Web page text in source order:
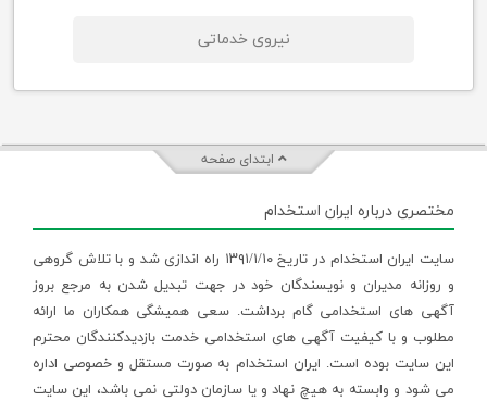
نیروی خدماتی
ابتدای صفحه
مختصری درباره ایران استخدام
سایت ایران استخدام در تاریخ ۱۳۹۱/۱/۱۰ راه اندازی شد و با تلاش گروهی
و روزانه مدیران و نویسندگان خود در جهت تبدیل شدن به مرجع بروز
آگهی های استخدامی گام برداشت. سعی همیشگی همکاران ما ارائه
مطلوب و با کیفیت آگهی های استخدامی خدمت بازدیدکنندگان محترم
این سایت بوده است. ایران استخدام به صورت مستقل و خصوصی اداره
می شود و وابسته به هیچ نهاد و یا سازمان دولتی نمی باشد، این سایت